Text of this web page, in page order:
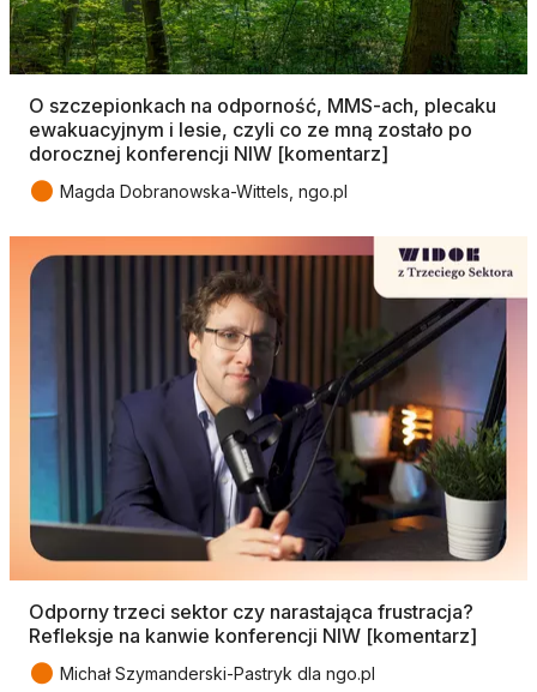
O szczepionkach na odporność, MMS-ach, plecaku
ewakuacyjnym i lesie, czyli co ze mną zostało po
dorocznej konferencji NIW [komentarz]
● Magda Dobranowska-Wittels, ngo.pl
Odporny trzeci sektor czy narastająca frustracja?
Refleksje na kanwie konferencji NIW [komentarz]
● Michał Szymanderski-Pastryk dla ngo.pl